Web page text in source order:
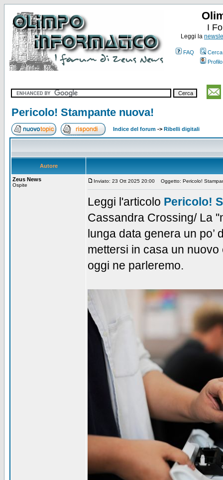
I
Leggi la
FAQ
Cerca
Profilo
Pericolo! Stampante nuova!
Indice del forum -> Ribelli digitali
Autore
Zeus News
Ospite
Inviato: 23 Ott 2025 20:00 Oggetto: Pericolo!
Leggi l'articolo Pericolo!
Cassandra Crossing/ La
lunga data genera un po’
mettersi in casa un
oggi ne parleremo.